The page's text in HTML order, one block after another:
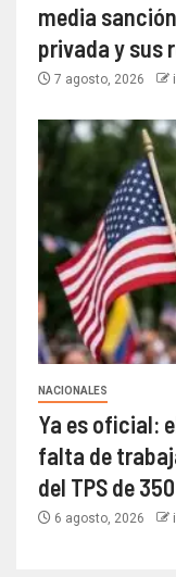
media
privada y sus
7 agosto, 2026
NACIONALES
Ya es oficial:
falta de
del TPS de
6 agosto, 2026